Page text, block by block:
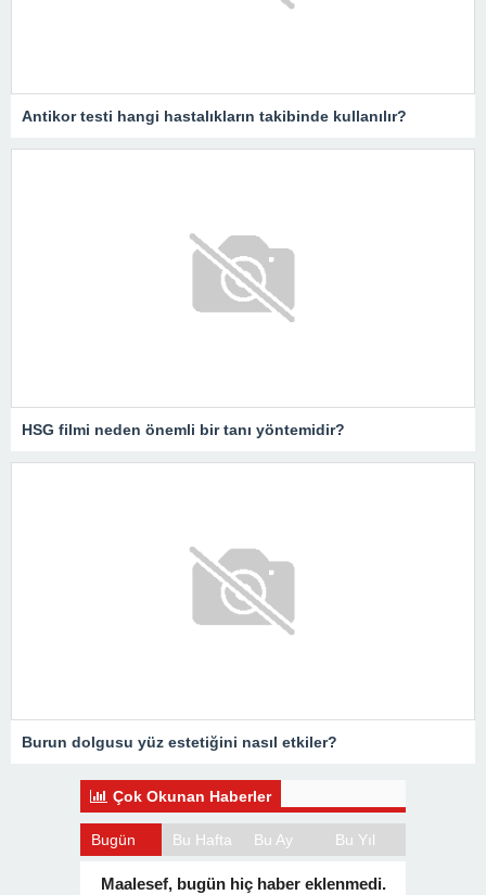
Antikor testi hangi hastalıkların takibinde kullanılır?
HSG filmi neden önemli bir tanı yöntemidir?
Burun dolgusu yüz estetiğini nasıl etkiler?
Çok Okunan Haberler
Bugün Bu Hafta Bu Ay Bu Yıl
Maalesef, bugün hiç haber eklenmedi.